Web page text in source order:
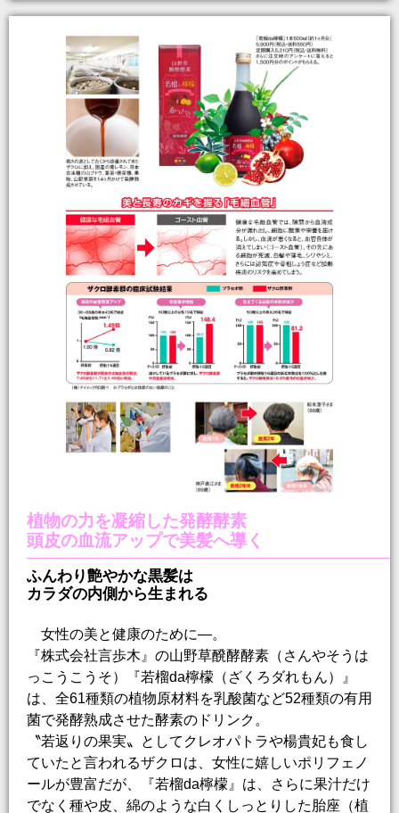
植物の力を凝縮した発酵酵素
頭皮の血流アップで美髪へ導く
ふんわり艶やかな黒髪は
カラダの内側から生まれる
女性の美と健康のために―。
『株式会社言歩木』の山野草醗酵酵素（さんやそうは
っこうこうそ）『若榴da檸檬（ざくろダれもん）』
は、全61種類の植物原材料を乳酸菌など52種類の有用
菌で発酵熟成させた酵素のドリンク。
〝若返りの果実〟としてクレオパトラや楊貴妃も食し
ていたと言われるザクロは、女性に嬉しいポリフェノ
ールが豊富だが、『若榴da檸檬』は、さらに果汁だけ
でなく種や皮、綿のような白くしっとりした胎座（植